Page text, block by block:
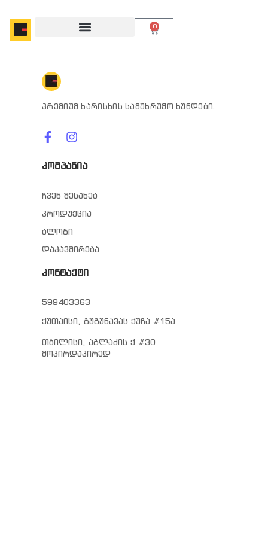
0
პრემიუმ ხარისხის სამუხრუჭო ხუნდები.
კომპანია
ჩვენ შესახებ
პროდუქცია
ბლოგი
დაკავშირება
კონტაქტი
599403363
ქუთაისი, გუგუნავას ქუჩა #15ა
თბილისი, აგლაძის ქ #30
მოპირდაპირედ